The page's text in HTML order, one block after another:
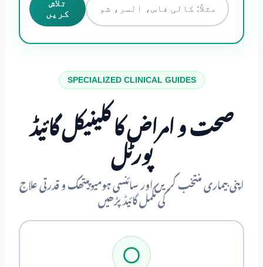
تلاش
کریں
SPECIALIZED CLINICAL GUIDES
صحت و امراض کا کلینیکل گائیڈ
پورٹل
اپنی بیماری منتخب کریں اور سائنسی ہومیوپیتھک و قدرتی علاج
کی مکمل گائیڈ پڑھیں